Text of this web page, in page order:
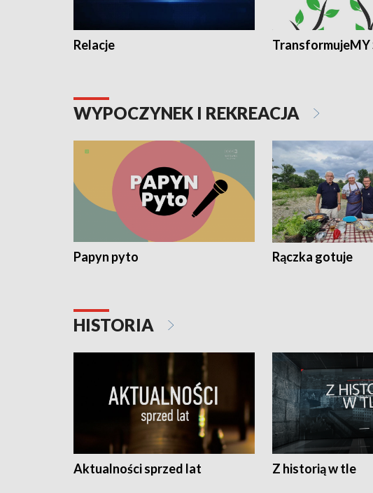
Relacje TransformujeMY
WYPOCZYNEK I REKREACJA
Papyn pyto Rączka gotuje
HISTORIA
Aktualności sprzed lat Z historią w tle